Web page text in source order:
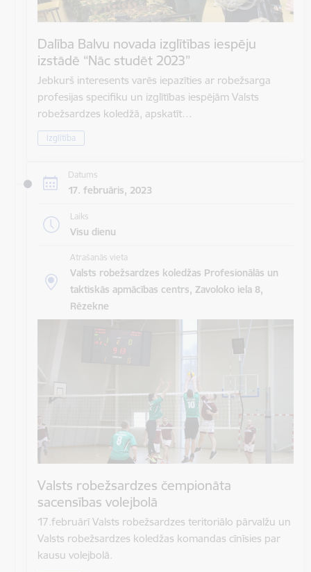
Dalība Balvu novada izglītības iespēju
izstādē “Nāc studēt 2023”
Jebkurš interesents varēs iepazīties ar robežsarga
profesijas specifiku un izglītības iespējām Valsts
robežsardzes koledžā, apskatīt…
Izglītība
Datums
17. februāris, 2023
Laiks
Visu dienu
Atrašanās vieta
Valsts robežsardzes koledžas Profesionālās un
taktiskās apmācības centrs, Zavoloko iela 8,
Rēzekne
Valsts robežsardzes čempionāta
sacensības volejbolā
17.februārī Valsts robežsardzes teritoriālo pārvalžu un
Valsts robežsardzes koledžas komandas cīnīsies par
kausu volejbolā.